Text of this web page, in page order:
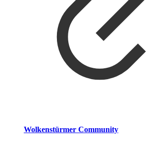
Wolkenstürmer Community